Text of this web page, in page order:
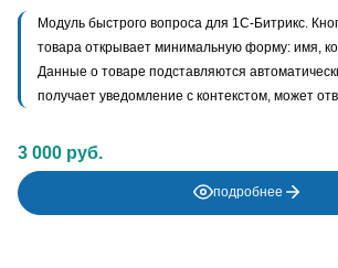
Модуль быстрого вопроса для 1С-Битрикс.
товара открывает минимальную форму: имя,
Данные о товаре подставляются
получает уведомление с контекстом, может
3 000 руб.
подробнее